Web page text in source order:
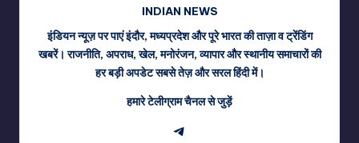
INDIAN NEWS
इंडियन न्यूज़ पर पाएं इंदौर, मध्यप्रदेश और पूरे भारत की ताज़ा व ट्रेंडिंग
खबरें। राजनीति, अपराध, खेल, मनोरंजन, व्यापार और स्थानीय समाचारों की
हर बड़ी अपडेट सबसे तेज़ और सरल हिंदी में।
हमारे टेलीग्राम चैनल से जुड़ें
Telegram